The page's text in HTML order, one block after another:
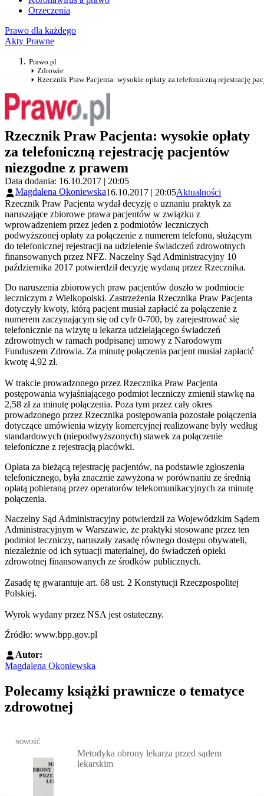
Orzeczenia
Prawo dla każdego
Akty Prawne
Prawo.pl
Zdrowie
Rzecznik Praw Pacjenta: wysokie opłaty za telefoniczną rejestrację
Rzecznik Praw Pacjenta: wysokie opłaty
za telefoniczną rejestrację pacjentów
niezgodne z prawem
Data dodania: 16.10.2017 | 20:05
Magdalena Okoniewska16.10.2017 | 20:05Aktualności
Rzecznik Praw Pacjenta wydał decyzję o uznaniu praktyk za
naruszające zbiorowe prawa pacjentów w związku z
wprowadzeniem przez jeden z podmiotów leczniczych
podwyższonej opłaty za połączenie z numerem telefonu, służącym
do telefonicznej rejestracji na udzielenie świadczeń zdrowotnych
finansowanych przez NFZ. Naczelny Sąd Administracyjny 10
października 2017 potwierdził decyzję wydaną przez Rzecznika.
Do naruszenia zbiorowych praw pacjentów doszło w podmiocie
leczniczym z Wielkopolski. Zastrzeżenia Rzecznika Praw Pacjenta
dotyczyły kwoty, którą pacjent musiał zapłacić za połączenie z
numerem zaczynającym się od cyfr 0-700, by zarejestrować się
telefonicznie na wizytę u lekarza udzielającego świadczeń
zdrowotnych w ramach podpisanej umowy z Narodowym
Funduszem Zdrowia. Za minutę połączenia pacjent musiał zapłacić
kwotę 4,92 zł.
W trakcie prowadzonego przez Rzecznika Praw Pacjenta
postępowania wyjaśniającego podmiot leczniczy zmienił stawkę na
2,58 zł za minutę połączenia. Poza tym przez cały okres
prowadzonego przez Rzecznika postępowania pozostałe połączenia
dotyczące umówienia wizyty komercyjnej realizowane były według
standardowych (niepodwyższonych) stawek za połączenie
telefoniczne z rejestracją placówki.
Opłata za bieżącą rejestrację pacjentów, na podstawie zgłoszenia
telefonicznego, była znacznie zawyżona w porównaniu ze średnią
opłatą pobieraną przez operatorów telekomunikacyjnych za minutę
połączenia.
Naczelny Sąd Administracyjny potwierdził za Wojewódzkim Sądem
Administracyjnym w Warszawie, że praktyki stosowane przez ten
podmiot leczniczy, naruszały zasadę równego dostępu obywateli,
niezależnie od ich sytuacji materialnej, do świadczeń opieki
zdrowotnej finansowanych ze środków publicznych.
Zasadę tę gwarantuje art. 68 ust. 2 Konstytucji Rzeczpospolitej
Polskiej.
Wyrok wydany przez NSA jest ostateczny.
Źródło: www.bpp.gov.pl
Autor:
Magdalena Okoniewska
Polecamy książki prawnicze o tematyce
zdrowotnej
Przejdź do: Metodyka obrony lekarza przed sądem lekarskim,
NOWOŚĆ
Metodyka obrony lekarza przed sądem
lekarskim